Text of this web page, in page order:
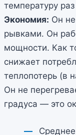
температуру
Экономия: Он
рывками. Он
мощности. Как
снижает
теплопотерь (в
Он не
градуса — это